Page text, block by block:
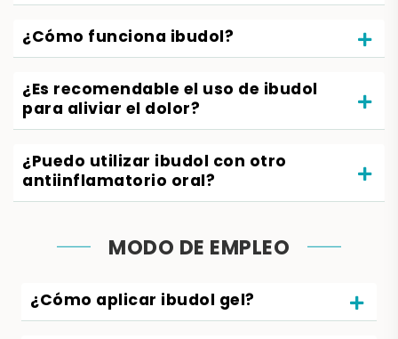
¿Cómo funciona ibudol?
¿Es recomendable el uso de ibudol
para aliviar el dolor?
¿Puedo utilizar ibudol con otro
antiinflamatorio oral?
MODO DE EMPLEO
¿Cómo aplicar ibudol gel?